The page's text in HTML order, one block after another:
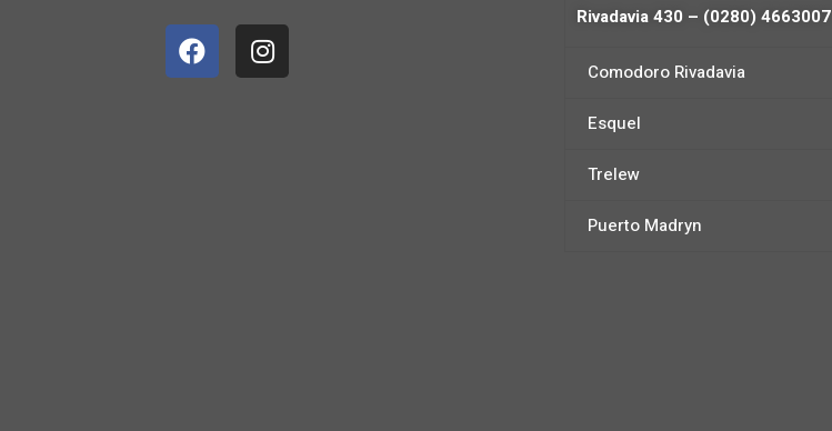
Rivadavia 430 – (0280) 4663007
Comodoro Rivadavia
Esquel
Trelew
Puerto Madryn